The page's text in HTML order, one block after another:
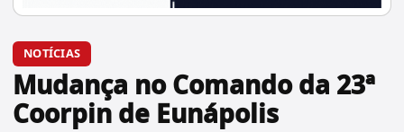
NOTÍCIAS
Mudança no Comando da 23ª
Coorpin de Eunápolis